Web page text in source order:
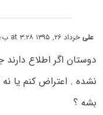
علی خرداد ۲۶, ۱۳۹۵ at ۳:۲۸ ب٫ظ
دوستان اگر اطلاع
بشه ؟